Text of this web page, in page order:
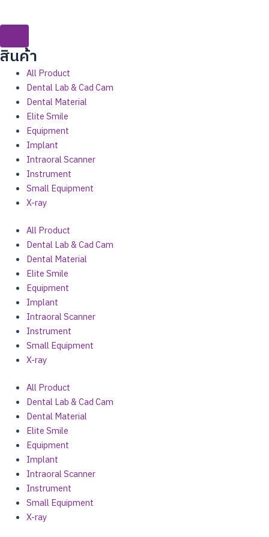
สินค้่า
All Product
Dental Lab & Cad Cam
Dental Material
Elite Smile
Equipment
Implant
Intraoral Scanner
Instrument
Small Equipment
X-ray
All Product
Dental Lab & Cad Cam
Dental Material
Elite Smile
Equipment
Implant
Intraoral Scanner
Instrument
Small Equipment
X-ray
All Product
Dental Lab & Cad Cam
Dental Material
Elite Smile
Equipment
Implant
Intraoral Scanner
Instrument
Small Equipment
X-ray